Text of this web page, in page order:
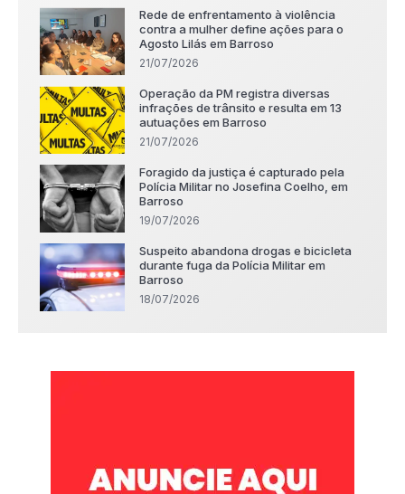
Rede de enfrentamento à violência
contra a mulher define ações para o
Agosto Lilás em Barroso
21/07/2026
Operação da PM registra diversas
infrações de trânsito e resulta em 13
autuações em Barroso
21/07/2026
Foragido da justiça é capturado pela
Polícia Militar no Josefina Coelho, em
Barroso
19/07/2026
Suspeito abandona drogas e bicicleta
durante fuga da Polícia Militar em
Barroso
18/07/2026